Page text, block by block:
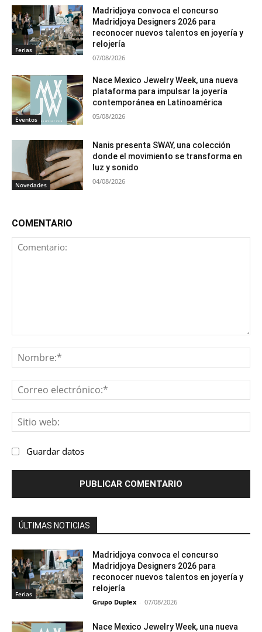
Ferias
Madridjoya convoca el concurso
Madridjoya Designers 2026 para
reconocer nuevos talentos en joyería y
relojería
07/08/2026
Eventos
Nace Mexico Jewelry Week, una nueva
plataforma para impulsar la joyería
contemporánea en Latinoamérica
05/08/2026
Novedades
Nanis presenta SWAY, una colección
donde el movimiento se transforma en
luz y sonido
04/08/2026
COMENTARIO
Guardar datos
ÚLTIMAS NOTICIAS
Ferias
Madridjoya convoca el concurso
Madridjoya Designers 2026 para
reconocer nuevos talentos en joyería y
relojería
Grupo Duplex - 07/08/2026
Nace Mexico Jewelry Week, una nueva